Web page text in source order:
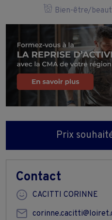
Bien-être/
Prix
Contact
CACITTI CORINNE